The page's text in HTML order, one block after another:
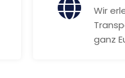
Wir
ganz